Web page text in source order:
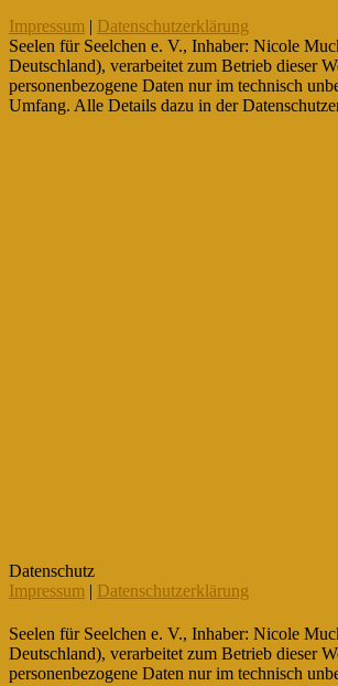
Impressum | Datenschutzerklärung
Seelen für Seelchen e. V., Inhaber: Nicole
Deutschland), verarbeitet zum Betrieb dieser
personenbezogene Daten nur im technisch
Umfang. Alle Details dazu in der
Datenschutz
Impressum | Datenschutzerklärung
Seelen für Seelchen e. V., Inhaber: Nicole
Deutschland), verarbeitet zum Betrieb dieser
personenbezogene Daten nur im technisch